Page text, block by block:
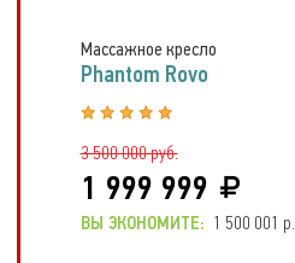
Массажное кресло
Phantom Rovo
3 500 000 руб.
1 999 999
ВЫ ЭКОНОМИТЕ: 1 500 001 р.